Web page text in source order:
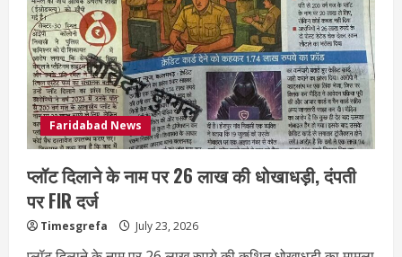
Faridabad News
प्लॉट दिलाने के नाम पर 26 लाख की धोखाधड़ी, दंपती
पर FIR दर्ज
Timesgrefa July 23, 2026